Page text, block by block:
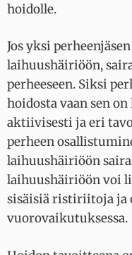
hoidolle.
Jos yksi
laihuushäiriöön,
perheeseen. Siksi
hoidosta vaan sen
aktiivisesti ja eri
perheen
laihuushäiriöön
laihuushäiriöön voi
sisäisiä ristiriitoja ja
vuorovaikutuksessa.